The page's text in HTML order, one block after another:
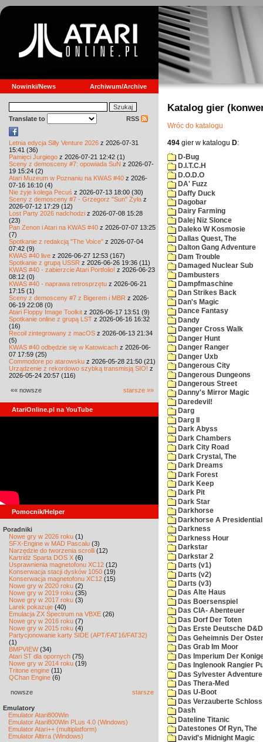
Nowinki/News Archiwum/Archive
Translate to RSS
Letnia edycja Silly Venture 2026 z 2026-07-31
15:41 (36)
Pamięci Jurgiego z 2026-07-21 12:42 (1)
Sceny z demosceny #7: opowiada SuN z 2026-07-
19 15:24 (2)
Atari Muzeum w Poznaniu na KWAS #40 z 2026-
07-16 16:10 (4)
Nie żyje kolega Pecuś z 2026-07-13 18:00 (30)
Sceny z demosceny #7 - Grzegorz "Sun" Żyła z
2026-07-12 17:29 (12)
Lost Party 2026 nadchodzi z 2026-07-08 15:28
(23)
Pan Zenon i Atari na KWAS #40 z 2026-07-07 13:25
(7)
Spotkanie z redakcją "The Voice" z 2026-07-04
07:42 (9)
KWAS #40 live z 2026-06-27 12:53 (167)
Spotkanie z grupą USSR z 2026-06-26 19:36 (11)
KWAS #40 - zabierzcie Atari Portfolio! z 2026-06-23
08:12 (0)
KWAS #40 - naprawa retrosprzętu z 2026-06-21
17:15 (1)
Sceny z demosceny #7 z Bigerem i MBR z 2026-
06-19 22:08 (0)
Atari Floppy Image Toolkit z 2026-06-17 13:51 (9)
Spotkanie online z grupą LST z 2026-06-16 16:32
(16)
Recoil zintegrowany z macOS z 2026-06-13 21:34
(5)
KWAS #40 odbędzie się w Katowicach z 2026-06-
07 17:59 (25)
Commodore po atarowsku z 2026-05-28 21:50 (21)
Urządzenie z rekordowo szybką transmisją SIO! z
2026-05-24 20:57 (116)
«« nowsze starsze »»
AtariOnline.pl na YouTube
Pomocnik/Helper
Poradniki
Nowe gry w 2026 roku (1)
SFX-Engine w MAD Pascalu (3)
Narzędzie do tworzenia scrolli (12)
Kartridż Sparta DOS X (6)
Usprawnienia magnetofonu XC12 (12)
Konserwacja stacji dysków 1050 (19)
Konserwacja magnetofonu XC12 (15)
Nowe gry w 2020 roku (2)
Nowe gry w 2019 roku (35)
Nowe gry w 2017 roku (3)
Larek pokazuje (40)
Emulacja ZX Spectrum na VBXE (26)
Nowe gry w 2016 roku (7)
Nowe gry w 2015 roku (4)
Partycjonowanie karty SIDE (APT/FAT16/FAT32)
(1)
BMPVIEW(34)
Atari ST dla opornych (75)
Nowe gry w 2014 roku (19)
Tritone engine (11)
QChan Engine (6)
nowsze starsze
Emulatory
Emulator Atari800Win
Emulator Atari800Win PLus 4.0 (Windows)
Emulator Atari++ (multiplatform)
Emulator Altirra (Windows)
Katalog gier
Wróc do katalogu
494 gier w katalogu D:
D-Bug
D.I.T.C.H
D.O.D.O
DA' Fuzz
Daffy Duck
Dagobar
Dairy Farming
Dalej Niz Slonce
Daleko W Kosmosie
Dallas Quest, The
Dalton Gang Adventure
Dam Trouble
Damaged Nuclear Sub
Dambusters
Dampfmaschine
Dan Strikes Back
Dan's Magic
Dance Fantasy
Dandy
Danger Cross Walk
Danger Hunt
Danger Ranger
Danger Uxb
Dangerous City
Dangerous Dungeons
Dangerous Street
Danny's Mirror Magic
Daredevil!
Darg
Darg II
Dark Abyss
Dark Chambers
Dark City Road
Dark Crystal, The
Dark Dreams
Dark Forest
Dark Keep
Dark Pit
Dark Star
Darkhorse
Darkhorse A
Darkness
Darkness Hour
Darkstar
Darkstar 2
Darts (v1)
Darts (v2)
Darts (v3)
Das Alte Haus
Das Boersenspiel
Das CIA- Abenteuer
Das Dorf Der Toten
Das Erste Deutsche
Das Geheimnis Der
Das Grab Im Moor
Das Imperium Der
Das Inglenook Rangier
Das Sylvester Adventure
Das Thera-Med
Das U-Boot
Das Verzauberte Schloss
Dash
Dateline Titanic
Datestones Of Ryn, The
David's Midnight Magic